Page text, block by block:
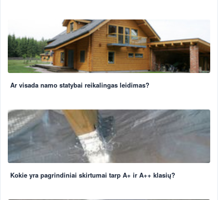
Ar visada namo statybai reikalingas leidimas?
Kokie yra pagrindiniai skirtumai tarp A+ ir A++ klasių?